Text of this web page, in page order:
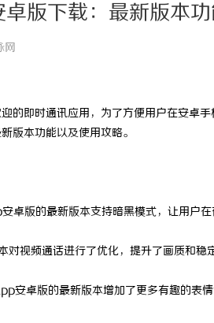
版下载：最新版本功
网
的即时通讯应用，为了方便用户在安卓
本功能以及使用攻略。
卓版的最新版本支持暗黑模式，让用户
对视频通话进行了优化，提升了画质和稳
安卓版的最新版本增加了更多有趣的表